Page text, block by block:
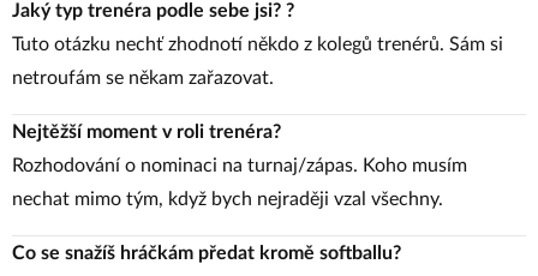
Jaký typ trenéra podle sebe jsi? ?
Tuto otázku nechť zhodnotí někdo z kolegů trenérů. Sám si
netroufám se někam zařazovat.
Nejtěžší moment v roli trenéra?
Rozhodování o nominaci na turnaj/zápas. Koho musím
nechat mimo tým, když bych nejraději vzal všechny.
Co se snažíš hráčkám předat kromě softballu?